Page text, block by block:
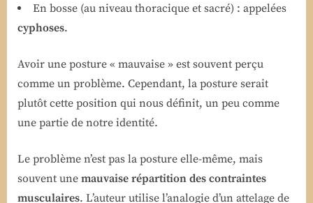
En bosse (au niveau thoracique et sacré) : appelées
cyphoses.
Avoir une posture « mauvaise » est souvent perçu
comme un problème. Cependant, la posture serait
plutôt cette position qui nous définit, un peu comme
une partie de notre identité.
Le problème n’est pas la posture elle-même, mais
souvent une mauvaise répartition des contraintes
musculaires. L’auteur utilise l’analogie d’un attelage de